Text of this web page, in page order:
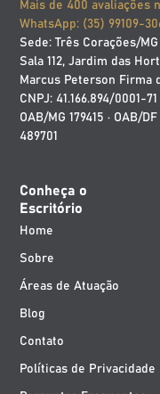
Mais de 400 avaliações
WhatsApp: (35) 99109-
Sede: Três Corações/
Sala 112, Jardim das
Marcus Peterson Firma
CNPJ: 41.166.894/0001-71
OAB/MG 179415 · OAB/
489701
Conheça o
Escritório
Home
Sobre
Áreas de Atuação
Blog
Contato
Políticas de Privacidade